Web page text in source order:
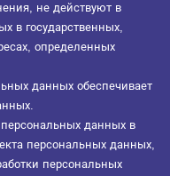
не действуют в
в государственных,
определенных
данных обеспечивает
данных в
персональных данных,
персональных